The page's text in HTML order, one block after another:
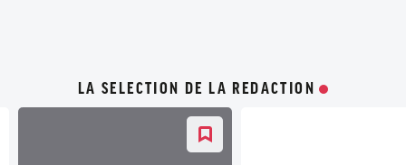
LA SELECTION DE LA REDACTION